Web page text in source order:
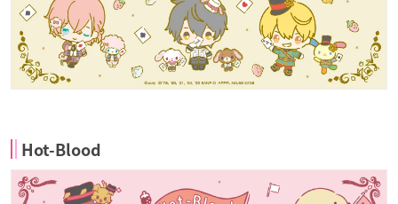
Hot-Blood